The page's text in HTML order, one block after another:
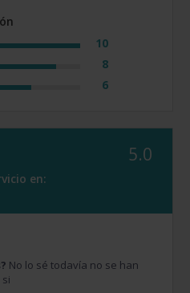
10
8
6
en:
5.0
No lo sé todavía no se han